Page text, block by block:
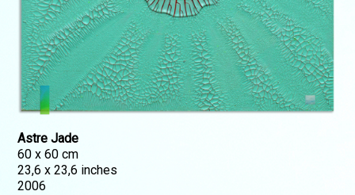
Astre Jade
60 x 60 cm
23,6 x 23,6 inches
2006